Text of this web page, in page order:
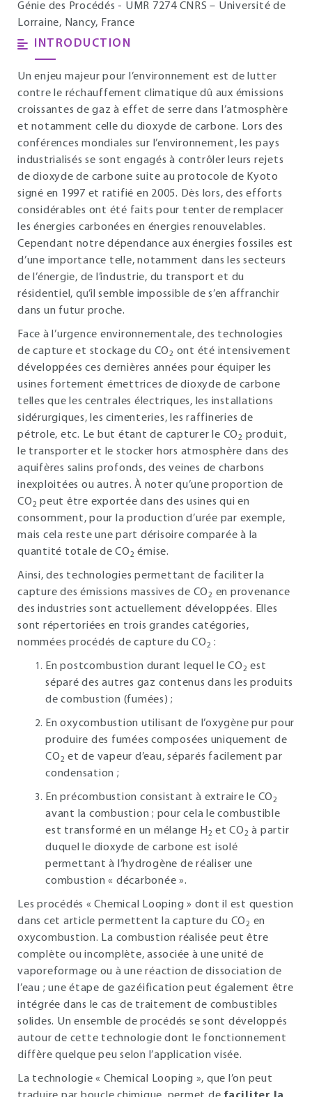
Génie des Procédés - UMR 7274 CNRS – Université de
Lorraine, Nancy, France
INTRODUCTION
Un enjeu majeur pour l’environnement est de lutter
contre le réchauffement climatique dû aux émissions
croissantes de gaz à effet de serre dans l’atmosphère
et notamment celle du dioxyde de carbone. Lors des
conférences mondiales sur l’environnement, les pays
industrialisés se sont engagés à contrôler leurs rejets
de dioxyde de carbone suite au protocole de Kyoto
signé en 1997 et ratifié en 2005. Dès lors, des efforts
considérables ont été faits pour tenter de remplacer
les énergies carbonées en énergies renouvelables.
Cependant notre dépendance aux énergies fossiles est
d’une importance telle, notamment dans les secteurs
de l’énergie, de l’industrie, du transport et du
résidentiel, qu’il semble impossible de s’en affranchir
dans un futur proche.
Face à l’urgence environnementale, des technologies
de capture et stockage du CO2 ont été intensivement
développées ces dernières années pour équiper les
usines fortement émettrices de dioxyde de carbone
telles que les centrales électriques, les installations
sidérurgiques, les cimenteries, les raffineries de
pétrole, etc. Le but étant de capturer le CO2 produit,
le transporter et le stocker hors atmosphère dans des
aquifères salins profonds, des veines de charbons
inexploitées ou autres. À noter qu’une proportion de
CO2 peut être exportée dans des usines qui en
consomment, pour la production d’urée par exemple,
mais cela reste une part dérisoire comparée à la
quantité totale de CO2 émise.
Ainsi, des technologies permettant de faciliter la
capture des émissions massives de CO2 en provenance
des industries sont actuellement développées. Elles
sont répertoriées en trois grandes catégories,
nommées procédés de capture du CO2 :
En postcombustion durant lequel le CO2 est
séparé des autres gaz contenus dans les produits
de combustion (fumées) ;
En oxycombustion utilisant de l’oxygène pur pour
produire des fumées composées uniquement de
CO2 et de vapeur d’eau, séparés facilement par
condensation ;
En précombustion consistant à extraire le CO2
avant la combustion ; pour cela le combustible
est transformé en un mélange H 2 et CO2 à partir
duquel le dioxyde de carbone est isolé
permettant à l’hydrogène de réaliser une
combustion « décarbonée ».
Les procédés « Chemical Looping » dont il est question
dans cet article permettent la capture du CO2 en
oxycombustion. La combustion réalisée peut être
complète ou incomplète, associée à une unité de
vaporeformage ou à une réaction de dissociation de
l’eau ; une étape de gazéification peut également être
intégrée dans le cas de traitement de combustibles
solides. Un ensemble de procédés se sont développés
autour de cette technologie dont le fonctionnement
diffère quelque peu selon l’application visée.
La technologie « Chemical Looping », que l’on peut